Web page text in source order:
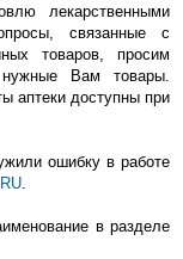
лекарственными
связанные с
товаров, просим
Вам товары.
аптеки доступны при
ошибку в работе
в разделе